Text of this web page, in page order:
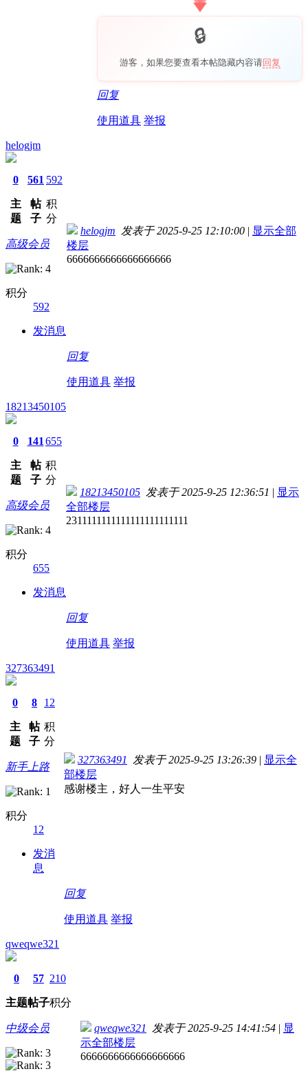
游客，如果您要查看本帖隐藏内容请回复
回复
使用道具 举报
helogjm
0
主
题
561
帖
子
592
积
分
高级会员
积分
592
发消息
helogjm 发表于 2025-9-25 12:10:00 | 显示全部
楼层
6666666666666666666
回复
使用道具 举报
18213450105
0
主
题
141
帖
子
655
积
分
高级会员
积分
655
发消息
18213450105 发表于 2025-9-25 12:36:51 | 显示
全部楼层
2311111111111111111111111
回复
使用道具 举报
327363491
0
主
题
8
帖
子
12
积
分
新手上路
积分
12
发消
息
327363491 发表于 2025-9-25 13:26:39 | 显示全
部楼层
感谢楼主，好人一生平安
回复
使用道具 举报
qweqwe321
0
主题
57
帖子
210
积分
中级会员 qweqwe321 发表于 2025-9-25 14:41:54 | 显
示全部楼层
6666666666666666666